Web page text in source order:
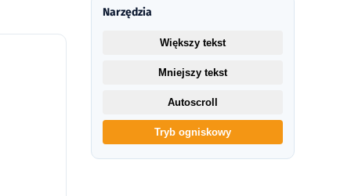
Narzędzia
Większy tekst
Mniejszy tekst
Autoscroll
Tryb ogniskowy